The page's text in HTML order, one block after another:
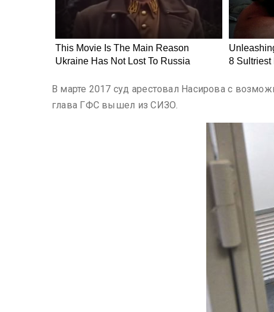
В марте 2017 суд арестовал Насирова с
глава ГФС вышел из СИЗО.